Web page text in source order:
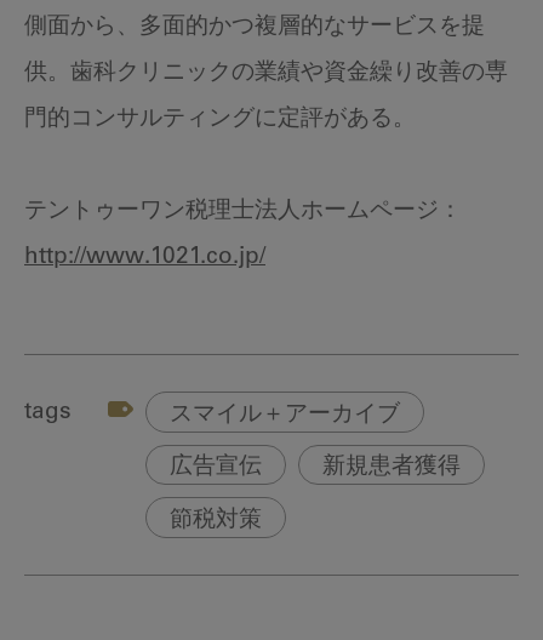
側面から、多面的かつ複層的なサービスを提
供。歯科クリニックの業績や資金繰り改善の専
門的コンサルティングに定評がある。
http://www.1021.co.jp/
tags スマイル＋アーカイブ
広告宣伝 新規患者獲得
節税対策